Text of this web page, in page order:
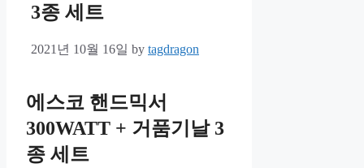
3종 세트
2021년 10월 16일 by tagdragon
에스코 핸드믹서
300WATT + 거품기날 3
종 세트